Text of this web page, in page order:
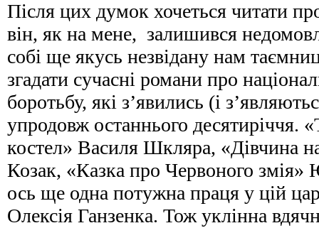
Після цих думок хочеться читати
він, як на мене, залишився
собі ще якусь незвідану нам
згадати сучасні романи про
боротьбу, які з’явились (і
упродовж останнього десятиріччя.
костел» Василя Шкляра, «Дівчина
Козак, «Казка про Червоного змія»
ось ще одна потужна праця у цій
Олексія Ганзенка. Тож уклінна